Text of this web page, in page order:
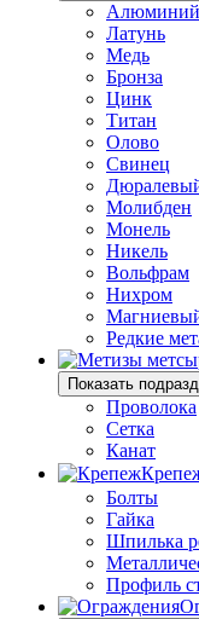
Алюминий
Латунь
Медь
Бронза
Цинк
Титан
Олово
Свинец
Молибден
Монель
Никель
Вольфрам
Нихром
Редкие
Показать
Проволока
Сетка
Канат
Болты
Гайка
Шпилька
Профиль